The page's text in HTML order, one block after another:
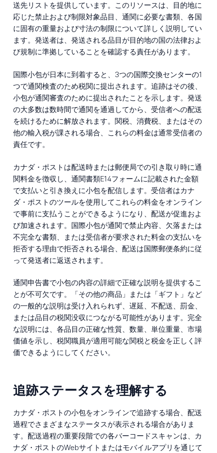
送先リストを提供しています。このリソースは、目的地に
応じた禁止および制限対象品目、通関に必要な書類、各国
に固有の重量および寸法の制限について詳しく説明してい
ます。発送者は、発送される品目が目的地の国の法律およ
び規制に準拠していることを確認する責任があります。
国際小包が日本に到着すると、3つの国際交換センターの1
つで通関検査のため税関に提出されます。追跡はその後、
小包が通関審査のために提出されたことを示します。発送
の大多数は数時間で通関を通過してから、受信者への配送
を続けるために解放されます。関税、消費税、またはその
他の輸入税が課される場合、これらの料金は通常受信者の
責任です。
カナダ・ポストは配送時または郵便局での引き取り時に通
関料金を徴収し、通関書類E14フォームに記載された金額
で支払いと引き換えに小包を配信します。受信者はカナ
ダ・ポストのツールを使用してこれらの料金をオンライン
で事前に支払うことができるようになり、配送が促進およ
び加速されます。国際小包が通関で禁止内容、欠落または
不完全な書類、または受信者が要求された料金の支払いを
拒否する理由で拒否される場合、配送は国際郵便条約に従
って発送者に返送されます。
通関申告書で小包の内容の詳細で正確な説明を提供するこ
とが不可欠です。「その他の商品」または「ギフト」など
の一般的な説明は受け入れられず、遅延、不配送、罰金、
または品目の税関没収につながる可能性があります。完全
な説明には、各品目の正確な性質、数量、単位重量、市場
価値を示し、税関職員が適用可能な関税と税金を正しく評
価できるようにしてください。
追跡ステータスを理解する
カナダ・ポストの小包をオンラインで追跡する場合、配送
過程でさまざまなステータスが表示される場合がありま
す。配送過程の重要段階での各バーコードスキャンは、カ
ナダ・ポストのWebサイトまたはモバイルアプリを通じて